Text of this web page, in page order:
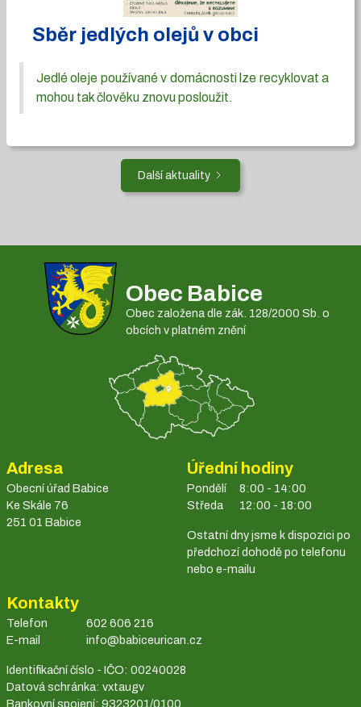
Sběr jedlých olejů v obci
Jedlé oleje používané v domácnosti lze recyklovat a
mohou tak člověku znovu posloužit.
Další aktuality
Obec Babice
Obec založena dle zák. 128/2000 Sb. o
obcích v platném znění
Adresa
Obecní úřad Babice
Ke Skále 76
251 01 Babice
Úřední hodiny
Pondělí
Středa
8:00 - 14:00
12:00 - 18:00
Ostatní dny jsme k dispozici po
předchozí dohodě po telefonu
nebo e-mailu
Kontakty
Telefon
E-mail
602 606 216
info@babiceurican.cz
Identifikační číslo - IČO: 00240028
Datová schránka: vxtaugv
Bankovní spojení: 9323201/0100